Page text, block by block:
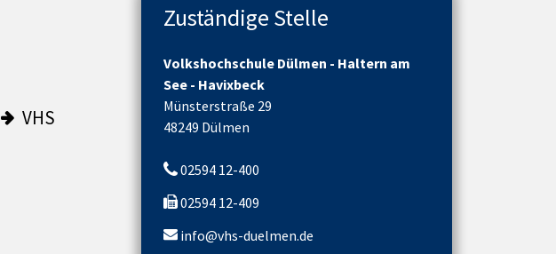
VHS
Zuständige Stelle
Volkshochschule Dülmen - Haltern am
See - Havixbeck
Münsterstraße 29
48249 Dülmen
02594 12-400
02594 12-409
info@vhs-duelmen.de